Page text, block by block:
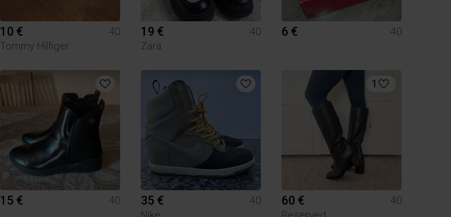
10 €
40
Tommy Hilfiger
19 €
40
Zara
6 € 40
15 € 40 35 €
40
1
60 €
40